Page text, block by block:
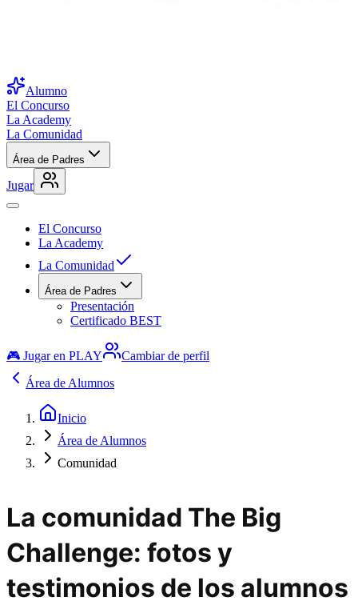
Alumno
El Concurso
La Academy
La Comunidad
Área de Padres
Jugar
El Concurso
La Academy
La Comunidad
Área de Padres
Presentación
Certificado BEST
🎮 Jugar en PLAY
Cambiar de perfil
Área de Alumnos
Inicio
Área de Alumnos
Comunidad
La comunidad The Big
Challenge: fotos y
testimonios de los alumnos